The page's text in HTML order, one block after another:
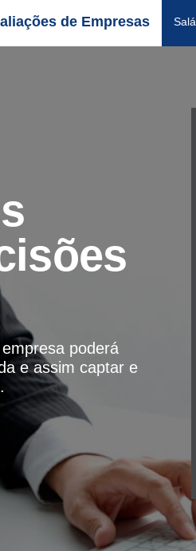
de Empresas
poderá
e assim captar e